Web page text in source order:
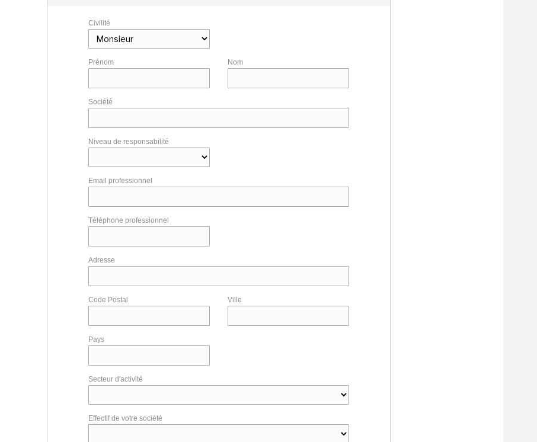
Civilité
Prénom Nom
Société
Niveau de responsabilité
Email professionnel
Téléphone professionnel
Adresse
Code Postal Ville
Pays
Secteur d'activité
Effectif de votre société